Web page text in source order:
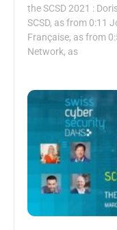
the SCSD 2021 :
SCSD, as from 0:11
Française, as from
Network, as